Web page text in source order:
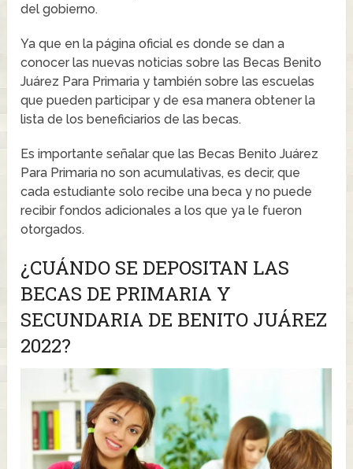
del gobierno.
Ya que en la página oficial es donde se dan a
conocer las nuevas noticias sobre las Becas Benito
Juárez Para Primaria y también sobre las escuelas
que pueden participar y de esa manera obtener la
lista de los beneficiarios de las becas.
Es importante señalar que las Becas Benito Juárez
Para Primaria no son acumulativas, es decir, que
cada estudiante solo recibe una beca y no puede
recibir fondos adicionales a los que ya le fueron
otorgados.
¿CUÁNDO SE DEPOSITAN LAS
BECAS DE PRIMARIA Y
SECUNDARIA DE BENITO JUÁREZ
2022?